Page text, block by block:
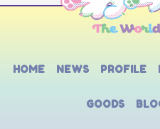
HOME NEWS PROFILE
GOODS